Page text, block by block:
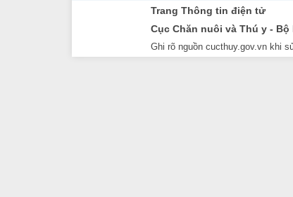
Trang Thông tin điện tử
Cục Chăn nuôi và Thú y -
Ghi rõ nguồn cucthuy.gov.vn khi